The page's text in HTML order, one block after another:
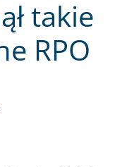
takie
RPO